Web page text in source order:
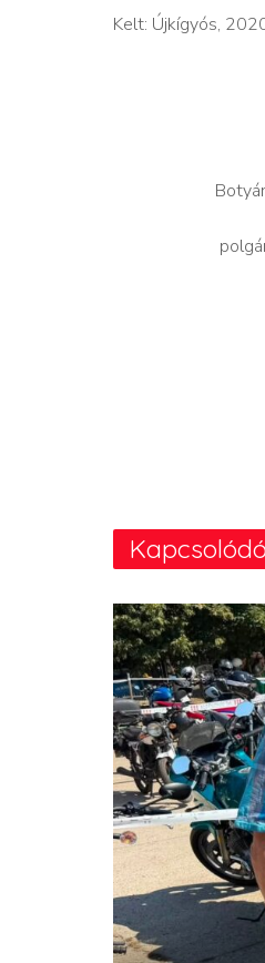
Kelt: Újkígyós,
Kapcsolódó